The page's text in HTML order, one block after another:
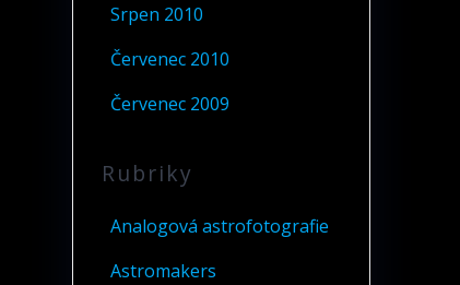
Srpen 2010
Červenec 2010
Červenec 2009
Rubriky
Analogová astrofotografie
Astromakers